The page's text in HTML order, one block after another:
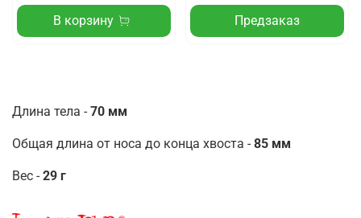
В корзину Предзаказ
Длина тела - 70 мм
Общая длина от носа до конца хвоста - 85 мм
Вес - 29 г